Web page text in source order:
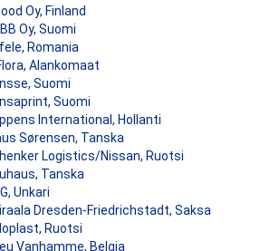
Oy, Finland
Oy, Suomi
Romania
Alankomaat
Suomi
Suomi
International, Hollanti
Sørensen, Tanska
Logistics/Nissan, Ruotsi
Tanska
Unkari
Dresden-Friedrichstadt, Saksa
Ruotsi
Vanhamme, Belgia